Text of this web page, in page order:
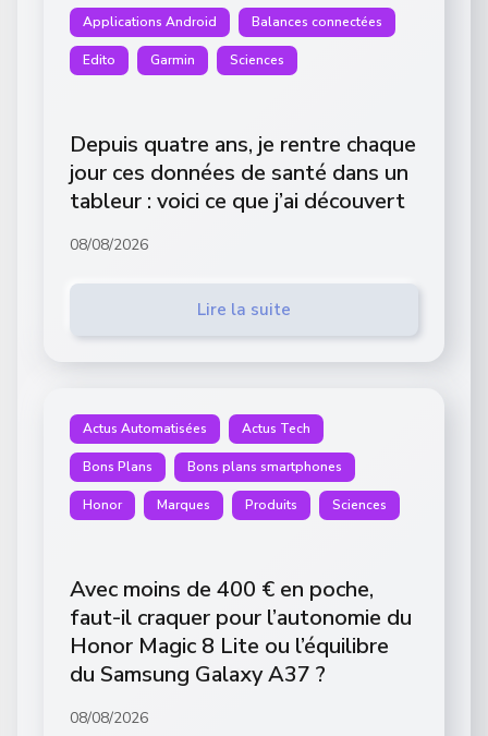
Applications Android Balances connectées
Edito Garmin Sciences
Depuis quatre ans, je rentre chaque
jour ces données de santé dans un
tableur : voici ce que j’ai découvert
08/08/2026
Lire la suite
Actus Automatisées Actus Tech
Bons Plans Bons plans smartphones
Honor Marques Produits Sciences
Avec moins de 400 € en poche,
faut-il craquer pour l’autonomie du
Honor Magic 8 Lite ou l’équilibre
du Samsung Galaxy A37 ?
08/08/2026